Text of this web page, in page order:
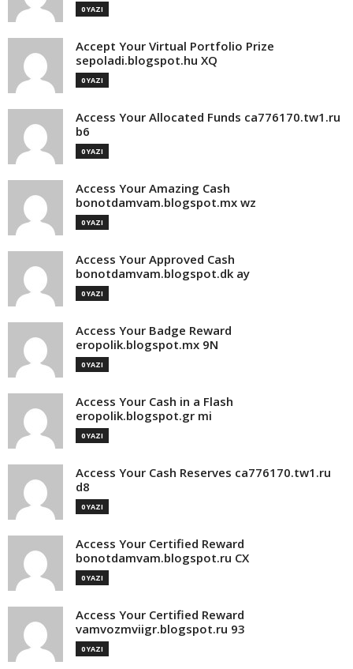
0 YAZI
Accept Your Virtual Portfolio Prize
sepoladi.blogspot.hu XQ
0 YAZI
Access Your Allocated Funds ca776170.tw1.ru
b6
0 YAZI
Access Your Amazing Cash
bonotdamvam.blogspot.mx wz
0 YAZI
Access Your Approved Cash
bonotdamvam.blogspot.dk ay
0 YAZI
Access Your Badge Reward
eropolik.blogspot.mx 9N
0 YAZI
Access Your Cash in a Flash
eropolik.blogspot.gr mi
0 YAZI
Access Your Cash Reserves ca776170.tw1.ru
d8
0 YAZI
Access Your Certified Reward
bonotdamvam.blogspot.ru CX
0 YAZI
Access Your Certified Reward
vamvozmviigr.blogspot.ru 93
0 YAZI